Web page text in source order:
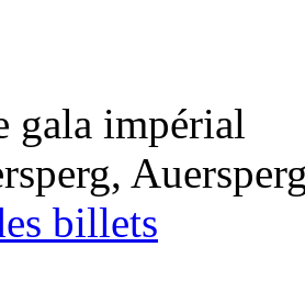
gala impérial
billets